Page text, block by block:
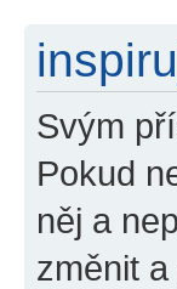
Svým
Pokud
něj a
změnit